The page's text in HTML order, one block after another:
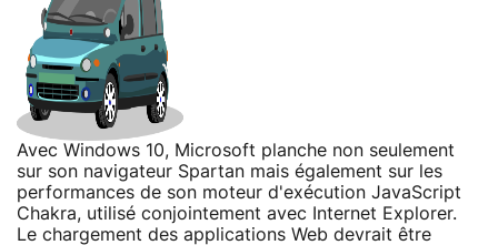
Avec Windows 10, Microsoft planche non seulement
sur son navigateur Spartan mais également sur les
performances de son moteur d'exécution JavaScript
Chakra, utilisé conjointement avec Internet Explorer.
Le chargement des applications Web devrait être